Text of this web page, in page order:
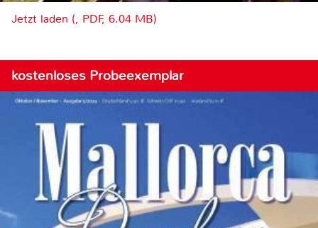
Jetzt laden (, PDF, 6.04 MB)
kostenloses Probeexemplar